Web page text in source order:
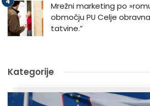
Mrežni marketing po
območju PU Celje
tatvine.”
Kategorije